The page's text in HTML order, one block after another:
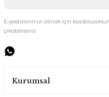
E-postalarımızı almak için
çıkabilirsiniz.
Kurumsal